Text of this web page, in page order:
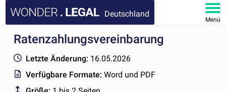
Deutschland
Menü
HOMEPAGE
DOKUMENTE
Ratenzahlungsvereinbarung
Letzte Änderung: 16.05.2026
Verfügbare Formate:Word und PDF